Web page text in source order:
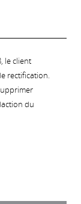
le client
rectification.
du